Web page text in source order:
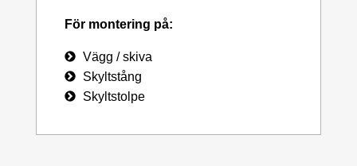
För montering på:
Vägg / skiva
Skyltstång
Skyltstolpe